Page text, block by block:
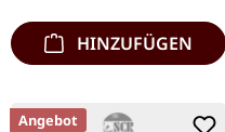
HINZUFÜGEN
Angebot